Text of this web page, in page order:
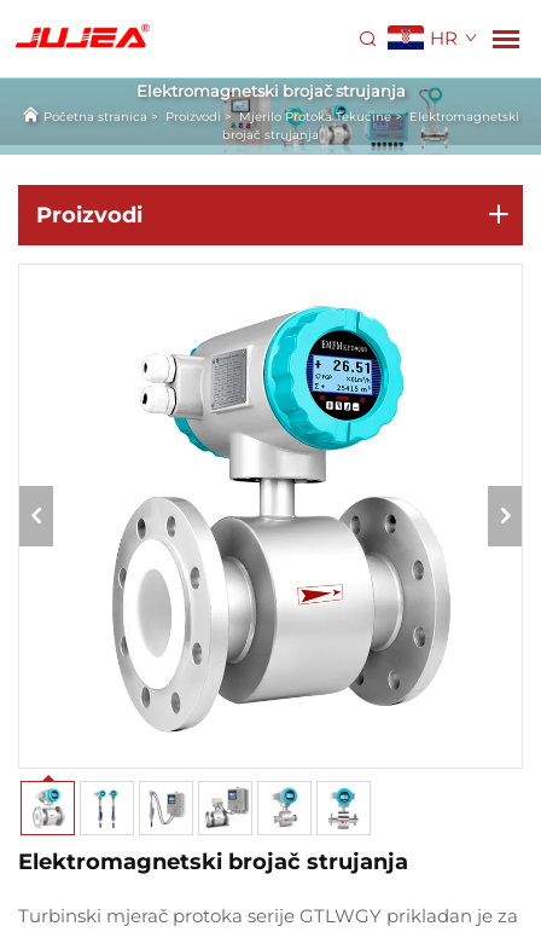
HR
Elektromagnetski brojač strujanja
Početna stranica > Proizvodi >Mjerilo Protoka Tekućine>Elektromagnetski
brojač strujanja
Proizvodi
Elektromagnetski brojač strujanja
Turbinski mjerač protoka serije GTLWGY prikladan je za